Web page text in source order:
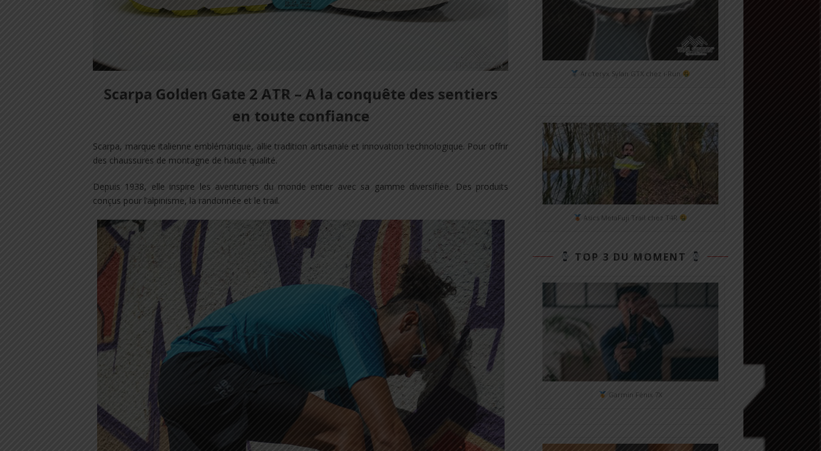
Scarpa Golden Gate 2 ATR – A la conquête des sentiers
en toute confiance
Scarpa, marque italienne emblématique, allie tradition artisanale et innovation technologique. Pour offrir
des chaussures de montagne de haute qualité.
Depuis 1938, elle inspire les aventuriers du monde entier avec sa gamme diversifiée. Des produits
conçus pour l’alpinisme, la randonnée et le trail.
Arc'teryx Sylan GTX chez i-Run
Asics MetaFuji Trail chez T4R
TOP 3 DU MOMENT
Garmin Fénix 7X